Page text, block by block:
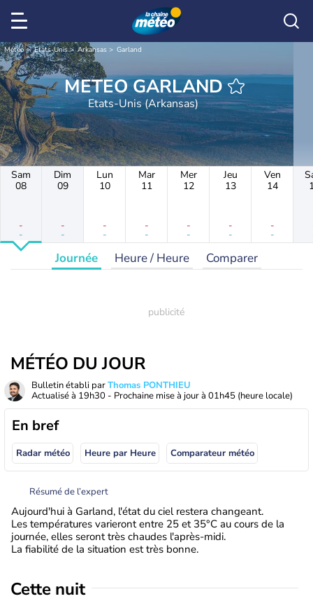
Météo Etats-Unis Arkansas Garland
METEO GARLAND
Etats-Unis (Arkansas)
Sam
08
-
-
Dim
09
-
-
Lun
10
-
-
Mar
11
-
-
Mer
12
-
-
Jeu
13
-
-
Ven
14
-
-
Journée Heure / Heure Comparer
MÉTÉO DU JOUR
Bulletin établi parThomas PONTHIEU
Actualisé à 19h30 - Prochaine mise à jour à 01h45 (heure locale)
En bref
Radar météo Heure par Heure Comparateur météo
Résumé de l’expert
Aujourd'hui à Garland, l'état du ciel restera changeant.
Les températures varieront entre 25 et 35°C au cours de la
journée, elles seront très chaudes l'après-midi.
La fiabilité de la situation est très bonne.
Cette nuit